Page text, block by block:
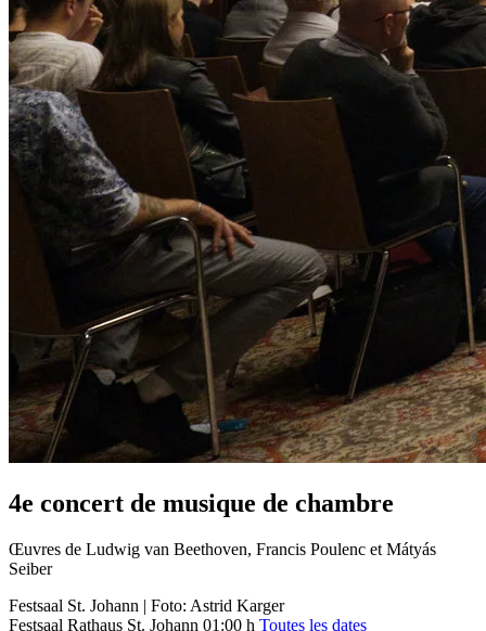
4e concert de musique de chambre
Œuvres de Ludwig van Beethoven, Francis Poulenc et Mátyás
Seiber
Festsaal St. Johann | Foto: Astrid Karger
Festsaal Rathaus St. Johann 01:00 h Toutes les dates